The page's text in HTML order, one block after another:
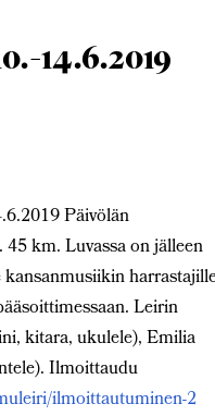
14.6.2019
Päivölän
km. Luvassa on jälleen
Leirin
kitara, ukulele), Emilia
Ilmoittaudu
ilmoittautuminen-2